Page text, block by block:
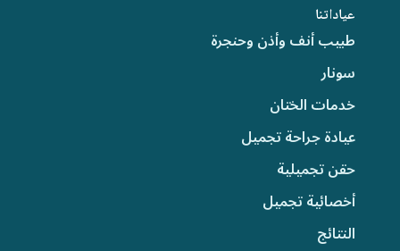
عياداتنا
طبيب أنف وأذن وحنجرة
سونار
خدمات الختان
عيادة جراحة تجميل
حقن تجميلية
أخصائية تجميل
النتائج